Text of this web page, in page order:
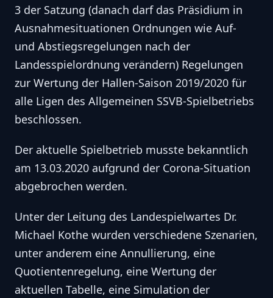
3 der Satzung (danach darf das Präsidium in
Ausnahmesituationen Ordnungen wie Auf-
und Abstiegsregelungen nach der
Landesspielordnung verändern) Regelungen
zur Wertung der Hallen-Saison 2019/2020 für
alle Ligen des Allgemeinen SSVB-Spielbetriebs
beschlossen.
Der aktuelle Spielbetrieb musste bekanntlich
am 13.03.2020 aufgrund der Corona-Situation
abgebrochen werden.
Unter der Leitung des Landespielwartes Dr.
Michael Kothe wurden verschiedene Szenarien,
unter anderem eine Annullierung, eine
Quotientenregelung, eine Wertung der
aktuellen Tabelle, eine Simulation der